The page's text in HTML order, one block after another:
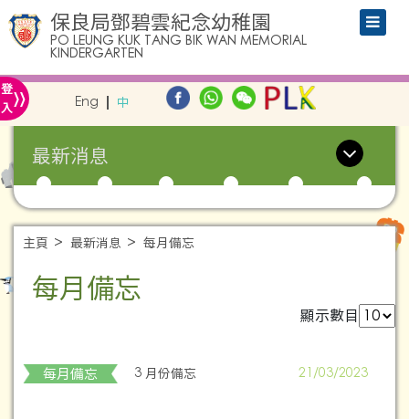
保良局鄧碧雲紀念幼稚園
PO LEUNG KUK TANG BIK WAN MEMORIAL
KINDERGARTEN
登
入» Eng 中
最新消息
主頁 最新消息 每月備忘
每月備忘
顯示數目
每月備忘 3 月份備忘 21/03/2023